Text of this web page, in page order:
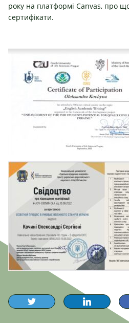
року на платформі Canvas, про
сертифікати.